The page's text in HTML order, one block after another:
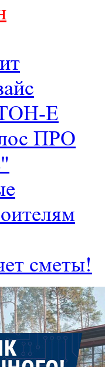
Е
ПРО
сметы!